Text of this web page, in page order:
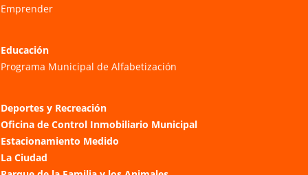
Emprender
Educación
Programa Municipal de Alfabetización
Deportes y Recreación
Oficina de Control Inmobiliario Municipal
Estacionamiento Medido
La Ciudad